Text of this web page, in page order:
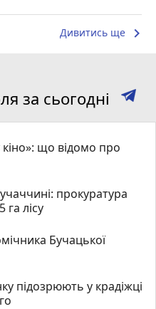
Дивитись ще keyboard_arrow_right
за сьогодні
що відомо про
прокуратура
лісу
Бучацької
підозрюють у крадіжці